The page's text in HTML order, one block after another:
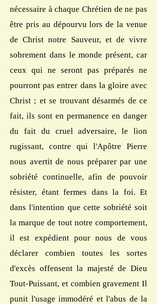
nécessaire à chaque Chrétien de ne pas
être pris au dépourvu lors de la venue
de Christ notre Sauveur, et de vivre
sobrement dans le monde présent, car
ceux qui ne seront pas préparés ne
pourront pas entrer dans la gloire avec
Christ ; et se trouvant désarmés de ce
fait, ils sont en permanence en danger
du fait du cruel adversaire, le lion
rugissant, contre qui l'Apôtre Pierre
nous avertit de nous préparer par une
sobriété continuelle, afin de pouvoir
résister, étant fermes dans la foi. Et
dans l'intention que cette sobriété soit
la marque de tout notre comportement,
il est expédient pour nous de vous
déclarer combien toutes les sortes
d'excès offensent la majesté de Dieu
Tout-Puissant, et combien gravement Il
punit l'usage immodéré et l'abus de la